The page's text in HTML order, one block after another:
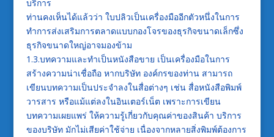
บริการ
ท่านคงเห็นได้แล้วว่า ใบปลิวเป็นเครื่องมืออีกตัวหนึ่งในการ
ทำการส่งเสริมการตลาดแบบกองโจรของธุรกิจขนาดเล็กซึ่ง
ธุรกิจขนาดใหญ่อาจมองข้าม
1.3.บทความและทำเป็นหนังสือขาย เป็นเครื่องมือในการ
สร้างความน่าเชื่อถือ หากบริษัท องค์กรของท่าน สามารถ
เขียนบทความเป็นประจำลงในสื่อต่างๆ เช่น สื่อหนังสือพิมพ์
วารสาร หรือแม้แต่ลงในอินเตอร์เน็ต เพราะการเขียน
บทความเผยแพร่ ให้ความรู้เกี่ยวกับคุณค่าของสินค้า บริการ
ของบริษัท มักไม่เสียค่าใช้จ่าย เนื่องจากหลายสิ่งพิมพ์ต้องการ